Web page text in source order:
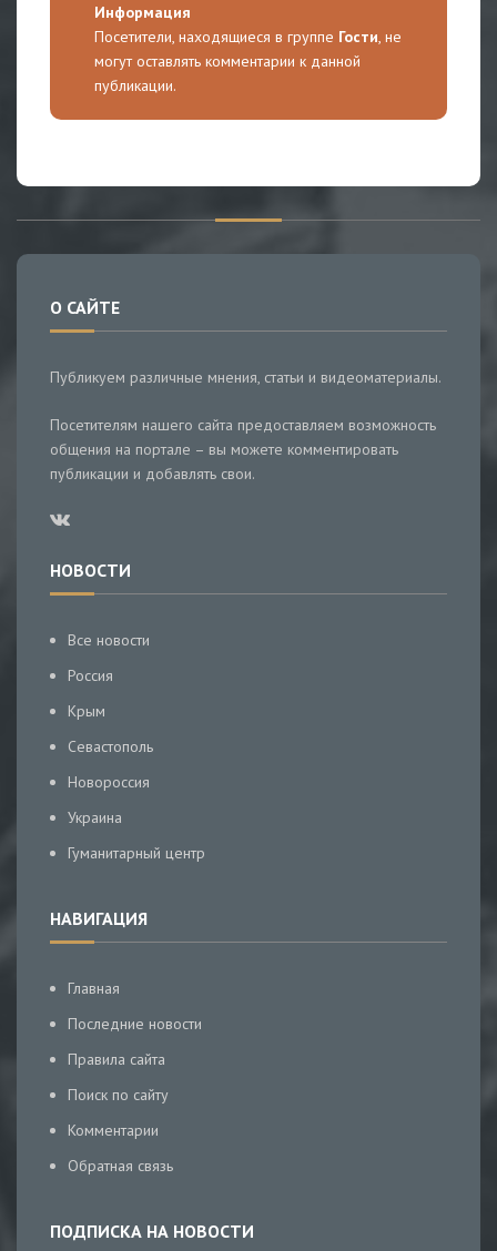
Информация
Посетители, находящиеся в группе Гости, не
могут оставлять комментарии к данной
публикации.
О САЙТЕ
Публикуем различные мнения, статьи и видеоматериалы.
Посетителям нашего сайта предоставляем возможность
общения на портале – вы можете комментировать
публикации и добавлять свои.
НОВОСТИ
Все новости
Россия
Крым
Севастополь
Новороссия
Украина
Гуманитарный центр
НАВИГАЦИЯ
Главная
Последние новости
Правила сайта
Поиск по сайту
Комментарии
Обратная связь
ПОДПИСКА НА НОВОСТИ